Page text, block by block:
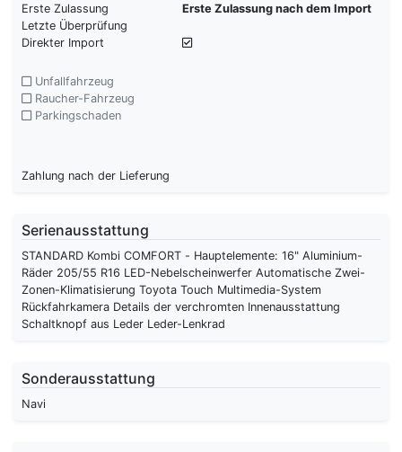
Erste Zulassung
Erste Zulassung nach dem Import
Letzte Überprüfung
Direkter Import
Unfallfahrzeug
Raucher-Fahrzeug
Parkingschaden
Zahlung nach der Lieferung
Serienausstattung
STANDARD Kombi COMFORT - Hauptelemente: 16" Aluminium-
Räder 205/55 R16 LED-Nebelscheinwerfer Automatische Zwei-
Zonen-Klimatisierung Toyota Touch Multimedia-System
Rückfahrkamera Details der verchromten Innenausstattung
Schaltknopf aus Leder Leder-Lenkrad
Sonderausstattung
Navi